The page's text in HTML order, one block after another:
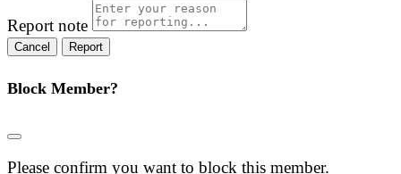
Report note
Report
Block Member?
Please confirm you want to block this member.